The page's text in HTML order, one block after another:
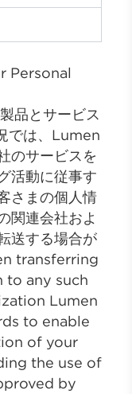
Personal
品とサービス
では、Lumen
のサービスを
活動に従事す
さまの個人情
関連会社およ
送する場合が
transferring
to any such
Lumen
to enable
of your
the use of
by